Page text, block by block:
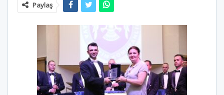
Paylaş